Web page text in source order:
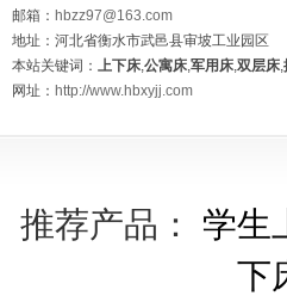
邮箱： hbzz97@163.com
地址：河北省衡水市武邑县审坡工业园区
本站关键词： 上下床,公寓床,军用床,双层床,
网址： http://www.hbxyjj.com
推荐产品： 学生
下